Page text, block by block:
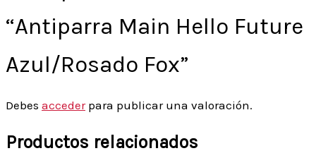
“Antiparra Main Hello Future
Azul/Rosado Fox”
Debes accederpara publicar una valoración.
Productos relacionados